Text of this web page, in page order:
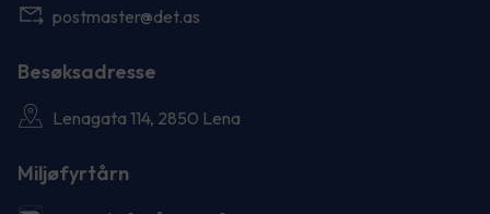
postmaster@det.as
Besøksadresse
Lenagata 114, 2850 Lena
Miljøfyrtårn